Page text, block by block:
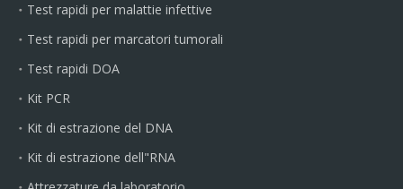
Test rapidi per malattie infettive
Test rapidi per marcatori tumorali
Test rapidi DOA
Kit PCR
Kit di estrazione del DNA
Kit di estrazione dell"RNA